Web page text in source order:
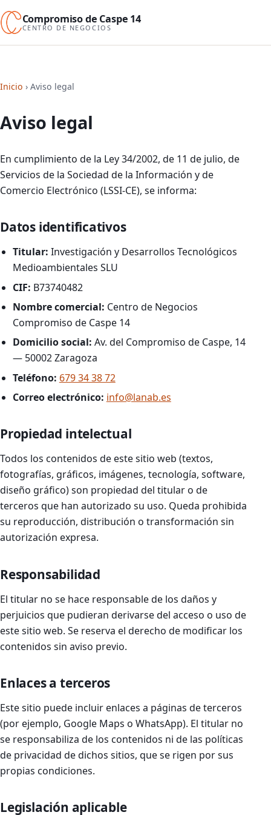
Compromiso de Caspe 14
CENTRO DE NEGOCIOS
Inicio › Aviso legal
Aviso legal
En cumplimiento de la Ley 34/2002, de 11 de julio, de
Servicios de la Sociedad de la Información y de
Comercio Electrónico (LSSI-CE), se informa:
Datos identificativos
Titular: Investigación y Desarrollos Tecnológicos
Medioambientales SLU
CIF: B73740482
Nombre comercial: Centro de Negocios
Compromiso de Caspe 14
Domicilio social: Av. del Compromiso de Caspe, 14
— 50002 Zaragoza
Teléfono: 679 34 38 72
Correo electrónico: info@lanab.es
Propiedad intelectual
Todos los contenidos de este sitio web (textos,
fotografías, gráficos, imágenes, tecnología, software,
diseño gráfico) son propiedad del titular o de
terceros que han autorizado su uso. Queda prohibida
su reproducción, distribución o transformación sin
autorización expresa.
Responsabilidad
El titular no se hace responsable de los daños y
perjuicios que pudieran derivarse del acceso o uso de
este sitio web. Se reserva el derecho de modificar los
contenidos sin aviso previo.
Enlaces a terceros
Este sitio puede incluir enlaces a páginas de terceros
(por ejemplo, Google Maps o WhatsApp). El titular no
se responsabiliza de los contenidos ni de las políticas
de privacidad de dichos sitios, que se rigen por sus
propias condiciones.
Legislación aplicable